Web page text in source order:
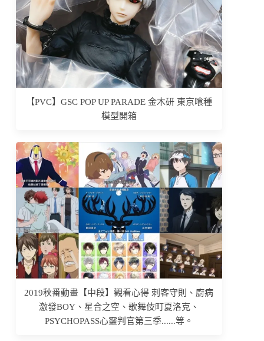
【PVC】GSC POP UP PARADE 金木研 東京喰種
模型開箱
2019秋番動畫【中段】觀看心得 刺客守則、廚病
激發BOY、星合之空、歌舞伎町夏洛克、
PSYCHOPASS心靈判官第三季......等。